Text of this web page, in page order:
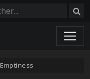
Emptiness